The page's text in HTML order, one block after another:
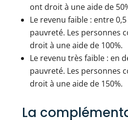
ont droit à une aide de
Le revenu faible : entre
pauvreté. Les personnes
droit à une aide de 100%.
Le revenu très faible : en
pauvreté. Les personnes
droit à une aide de 150%.
La